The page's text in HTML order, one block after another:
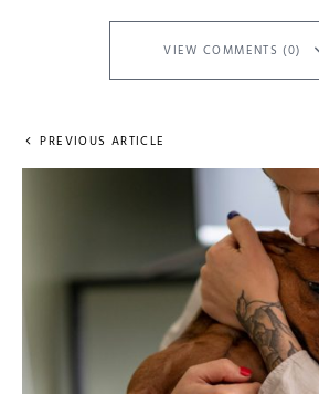
VIEW COMMENTS (0)
PREVIOUS ARTICLE